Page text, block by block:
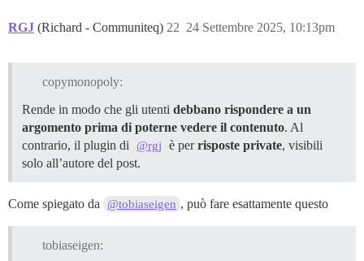
RGJ (Richard - Communiteq) 24 Settembre 2025, 10:13pm
22
copymonopoly:
Rende in modo che gli utenti debbano rispondere a un
argomento prima di poterne vedere il contenuto. Al
contrario, il plugin di
@rgj è perrisposte private, visibili
solo all’autore del post.
Come spiegato da @tobiaseigen , può fare esattamente questo
tobiaseigen: